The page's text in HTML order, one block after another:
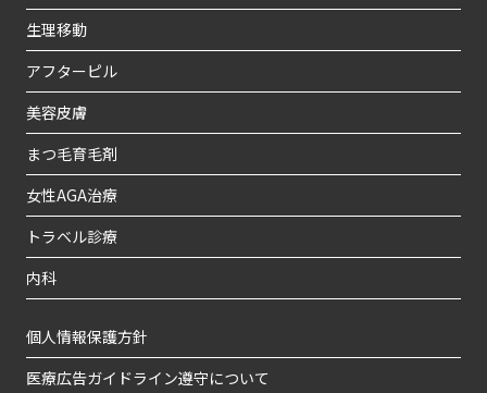
生理移動
アフターピル
美容皮膚
まつ毛育毛剤
女性AGA治療
トラベル診療
内科
個人情報保護方針
医療広告ガイドライン遵守について